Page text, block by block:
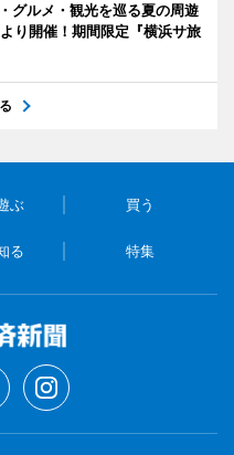
グルメ・観光を巡る夏の周遊
り開催！期間限定『横浜サ旅
ぶ 買う
る 特集